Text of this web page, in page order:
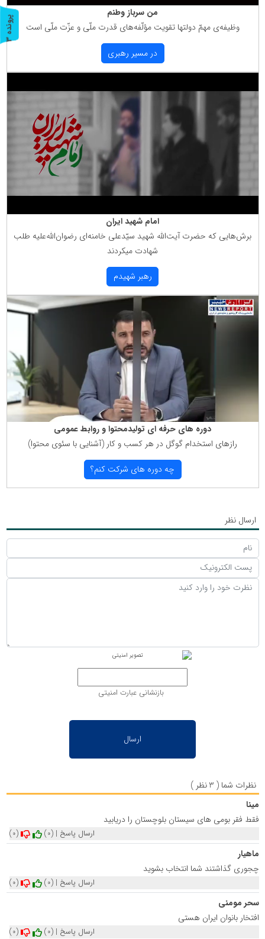
من سرباز وطنم
وظیفه‌ی مهمّ دولتها تقویت مؤلّفه‌های قدرت ملّی و عزّت ملّی است
در مسیر رهبری
امام شهید ایران
برش‌هایی كه حضرت آیت‌الله شهید سیّدعلی خامنه‌ای رضوان‌الله‌علیه طلب
شهادت میكردند
رهبر شهیدم
دوره های حرفه ای تولیدمحتوا و روابط عمومی
رازهای استخدام گوگل در هر كسب و كار (آشنایی با سئوی محتوا)
چه دوره های شركت كنم؟
ارسال نظر
بازنشانی عبارت امنیتی
نظرات شما ( 3 نظر )
مینا
فقط فقر بومی های سیستان بلوچستان را دریابید
(0)
(0) ارسال پاسخ |
ماهیار
چجوری گذاشتند شما انتخاب بشوید
(0)
(0) ارسال پاسخ |
سحر مومنی
افتخار بانوان ایران هستی
(0)
(0) ارسال پاسخ |
پ
ر
و
ن
د
ه
3